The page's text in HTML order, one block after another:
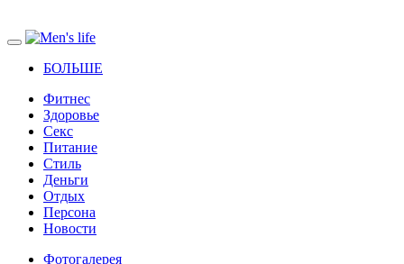
БОЛЬШЕ
Фитнес
Здоровье
Секс
Питание
Стиль
Деньги
Отдых
Персона
Новости
Фотогалерея